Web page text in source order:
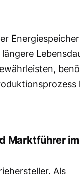
Marktführer im
Als